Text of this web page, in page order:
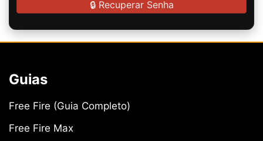
🔒 Recuperar Senha
Guias
Free Fire (Guia Completo)
Free Fire Max